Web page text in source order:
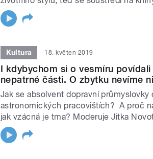
Kultura 18. květen 2019
I kdybychom si o vesmíru
nepatrné části. O zbytku nevíme
Jak se absolvent dopravní průmyslovky
astronomických pracovištích? A proč
jak vzácná je tma? Moderuje Jitka